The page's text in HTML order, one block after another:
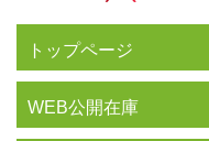
トップページ
WEB公開在庫